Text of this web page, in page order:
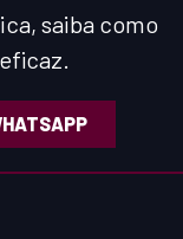
saiba como